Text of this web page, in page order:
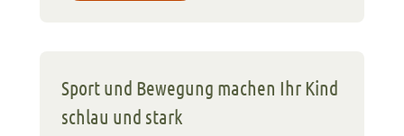
Sport und Bewegung machen Ihr Kind
schlau und stark